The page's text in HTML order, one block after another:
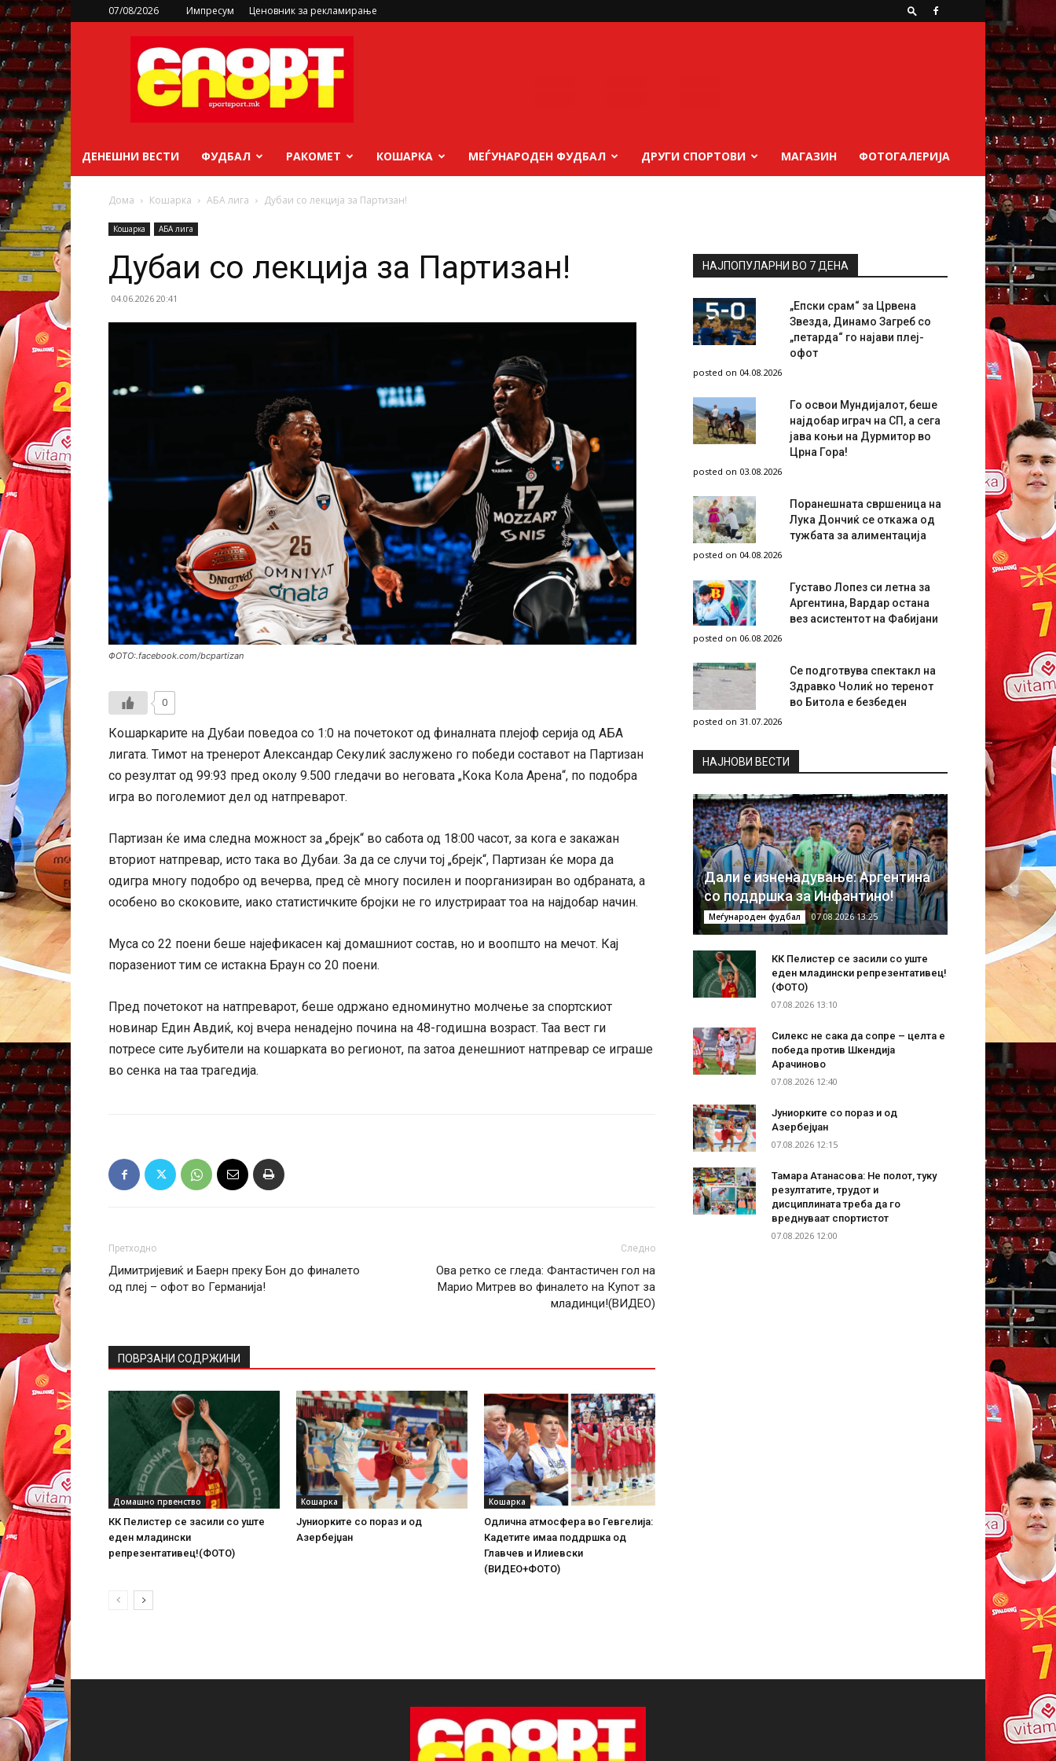
07/08/2026 Импресум Ценовник за рекламирање
sportsport.mk
ДЕНЕШНИ ВЕСТИ ФУДБАЛ РАКОМЕТ КОШАРКА МЕЃУНАРОДЕН ФУДБАЛ ДРУГИ СПОРТОВИ МАГАЗИН ФОТОГАЛЕРИЈА
Дома Кошарка АБА лига Дубаи со лекција за Партизан!
Кошарка АБА лига
Дубаи со лекција за Партизан!
04.06.2026 20:41
ФОТО:.facebook.com/bcpartizan
0
Кошаркарите на Дубаи поведоа со 1:0 на почетокот од финалната плејоф серија од АБА
лигата. Тимот на тренерот Александар Секулиќ заслужено го победи составот на Партизан
со резултат од 99:93 пред околу 9.500 гледачи во неговата „Кока Кола Арена“, по подобра
игра во поголемиот дел од натпреварот.
Партизан ќе има следна можност за „брејк“ во сабота од 18:00 часот, за кога е закажан
вториот натпревар, исто така во Дубаи. За да се случи тој „брејк“, Партизан ќе мора да
одигра многу подобро од вечерва, пред сè многу посилен и поорганизиран во одбраната, а
особено во скоковите, иако статистичките бројки не го илустрираат тоа на најдобар начин.
Муса со 22 поени беше најефикасен кај домашниот состав, но и воопшто на мечот. Кај
поразениот тим се истакна Браун со 20 поени.
Пред почетокот на натпреварот, беше одржано едноминутно молчење за спортскиот
новинар Един Авдиќ, кој вчера ненадејно почина на 48-годишна возраст. Таа вест ги
потресе сите љубители на кошарката во регионот, па затоа денешниот натпревар се играше
во сенка на таа трагедија.
Претходно
Димитријевиќ и Баерн преку Бон до финалето
од плеј – офот во Германија!
Следно
Ова ретко се гледа: Фантастичен гол на
Марио Митрев во финалето на Купот за
младинци!(ВИДЕО)
ПОВРЗАНИ СОДРЖИНИ
Домашно првенство
КК Пелистер се засили со уште
еден младински
репрезентативец!(ФОТО)
Кошарка
Јуниорките со пораз и од
Азербејџан
Кошарка
Одлична атмосфера во Гевгелија:
Кадетите имаа поддршка од
Главчев и Илиевски
(ВИДЕО+ФОТО)
НАЈПОПУЛАРНИ ВО 7 ДЕНА
„Епски срам“ за Црвена
Звезда, Динамо Загреб со
„петарда“ го најави плеј-
офот
posted on 04.08.2026
Го освои Мундијалот, беше
најдобар играч на СП, а сега
јава коњи на Дурмитор во
Црна Гора!
posted on 03.08.2026
Поранешната свршеница на
Лука Дончиќ се откажа од
тужбата за алиментација
posted on 04.08.2026
Густаво Лопез си летна за
Аргентина, Вардар остана
вез асистентот на Фабијани
posted on 06.08.2026
Се подготвува спектакл на
Здравко Чолиќ но теренот
во Битола е безбеден
posted on 31.07.2026
НAЈНОВИ ВЕСТИ
Дали е изненадување: Аргентина
со поддршка за Инфантино!
Меѓународен фудбал 07.08.2026 13:25
КК Пелистер се засили со уште
еден младински репрезентативец!
(ФОТО)
07.08.2026 13:10
Силекс не сака да сопре – целта е
победа против Шкендија
Арачиново
07.08.2026 12:40
Јуниорките со пораз и од
Азербејџан
07.08.2026 12:15
Тамара Атанасова: Не полот, туку
резултатите, трудот и
дисциплината треба да го
вреднуваат спортистот
07.08.2026 12:00